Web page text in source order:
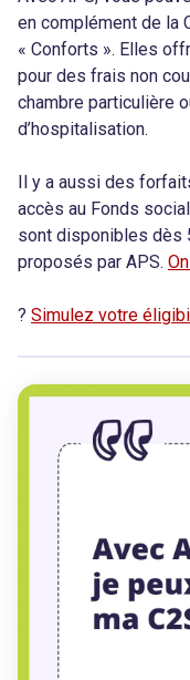
en complément de la
« Conforts ». Elles
pour des frais non
chambre particulière
d’hospitalisation.
Il y a aussi des
accès au Fonds
sont disponibles dès
proposés par APS.
? Simulez votre